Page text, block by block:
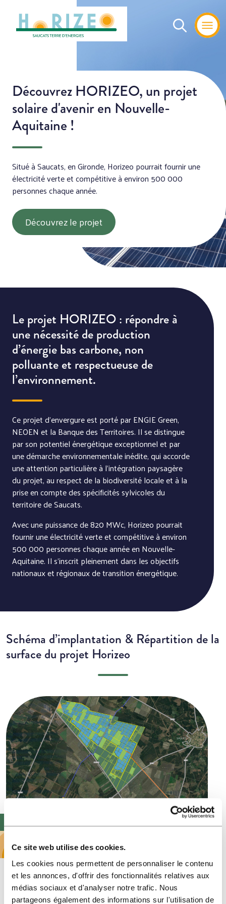
Ce site web utilise des cookies.
Les cookies nous permettent de personnaliser le contenu
et les annonces, d'offrir des fonctionnalités relatives aux
médias sociaux et d'analyser notre trafic. Nous
partageons également des informations sur l'utilisation de
Découvrez HORIZEO, un projet
solaire d'avenir en Nouvelle-
Aquitaine !
Situé à Saucats, en Gironde, Horizeo pourrait fournir une
électricité verte et compétitive à environ 500 000
personnes chaque année.
Découvrez le projet
Le projet HORIZEO : répondre à
une nécessité de production
d’énergie bas carbone, non
polluante et respectueuse de
l’environnement.
Ce projet d’envergure est porté par ENGIE Green,
NEOEN et la Banque des Territoires. Il se distingue
par son potentiel énergétique exceptionnel et par
une démarche environnementale inédite, qui accorde
une attention particulière à l’intégration paysagère
du projet, au respect de la biodiversité locale et à la
prise en compte des spécificités sylvicoles du
territoire de Saucats.
Avec une puissance de 820 MWc, Horizeo pourrait
fournir une électricité verte et compétitive à environ
500 000 personnes chaque année en Nouvelle-
Aquitaine. Il s’inscrit pleinement dans les objectifs
nationaux et régionaux de transition énergétique.
Schéma d’implantation & Répartition de la
surface du projet Horizeo